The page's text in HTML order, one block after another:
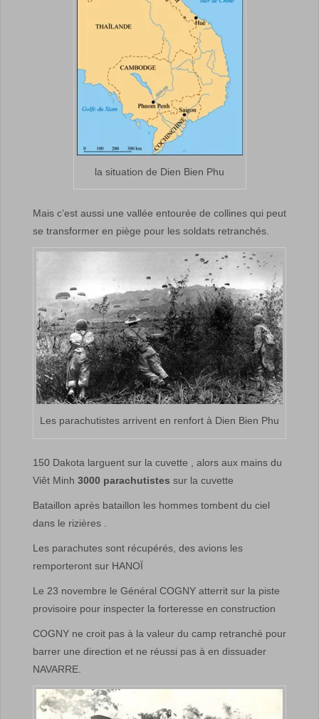
la situation de Dien Bien Phu
Mais c’est aussi une vallée entourée de collines qui peut
se transformer en piège pour les soldats retranchés.
Les parachutistes arrivent en renfort à Dien Bien Phu
150 Dakota larguent sur la cuvette , alors aux mains du
Viêt Minh 3000 parachutistes sur la cuvette
Bataillon après bataillon les hommes tombent du ciel
dans le rizières .
Les parachutes sont récupérés, des avions les
remporteront sur HANOÏ
Le 23 novembre le Général COGNY atterrit sur la piste
provisoire pour inspecter la forteresse en construction
COGNY ne croit pas à la valeur du camp retranché pour
barrer une direction et ne réussi pas à en dissuader
NAVARRE.